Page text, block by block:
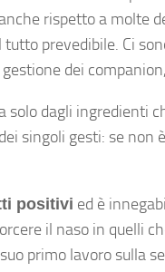
rispetto a molte
tutto prevedibile. Ci
dei
dagli ingredienti
singoli gesti: se non
positivi ed è
il naso in quelli
primo lavoro sulla